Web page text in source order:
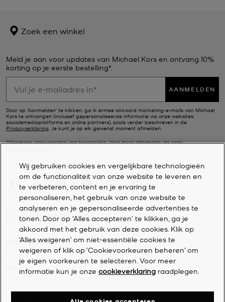
Zoek een winkel
Meld je aan voor updates van Michael Kors en ontvang 10%
korting op je eerste bestelling*.
AANMELDEN
Door op ‘Aanmelden’ te klikken, ga ik ermee akkoord marketing-e-mails van Michael
Kors te ontvangen (inclusief gepersonaliseerde informatie via onze websites,
socialemediaplatforms en online partners), zoals verder beschreven in de
Privacyverklaring . Je kunt je op elk gewenst moment afmelden.
*Algemene voorwaarden van toepassing. Voor meer informatie, zie onze
KLANTENSERVICE
MIJN ACCOUNT
BEDRIJF
Wij gebruiken cookies en vergelijkbare technologieën
om de functionaliteit van onze website te leveren en
te verbeteren, content en je ervaring te
personaliseren, het gebruik van onze website te
analyseren en je gepersonaliseerde advertenties te
tonen. Door op 'Alles accepteren' te klikken, ga je
akkoord met het gebruik van deze cookies. Klik op
‘Alles weigeren’ om niet-essentiële cookies te
weigeren of klik op ‘Cookievoorkeuren beheren’ om
je eigen voorkeuren te selecteren. Voor meer
informatie kun je onzecookieverklaring raadplegen.